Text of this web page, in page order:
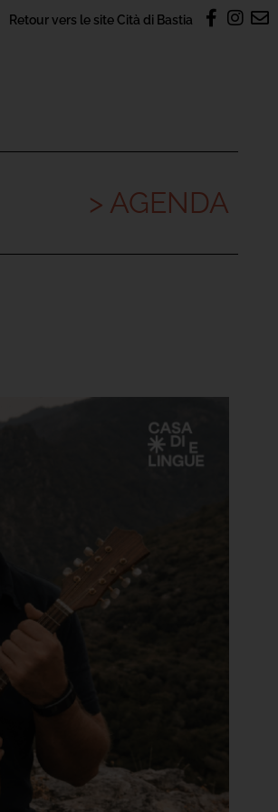
Retour vers le site Cità di Bastia
> AGENDA